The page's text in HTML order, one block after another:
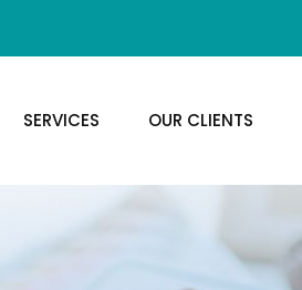
SERVICES OUR CLIENTS